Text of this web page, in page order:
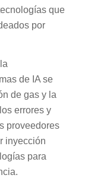
que
por
de IA se
de gas y la
errores y
proveedores
inyección
para